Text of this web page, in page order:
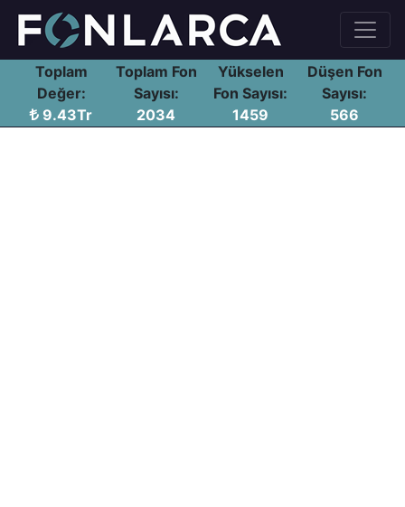
Toplam
Değer:
9.43Tr
Toplam Fon
Sayısı:
2034
Yükselen
Fon Sayısı:
1459
Düşen Fon
Sayısı:
566